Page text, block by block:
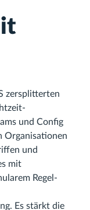
zersplitterten
und Config
Organisationen
und
mit
Regel-
Es stärkt die